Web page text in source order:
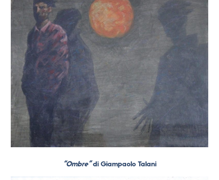
“Ombre”di Giampaolo Talani